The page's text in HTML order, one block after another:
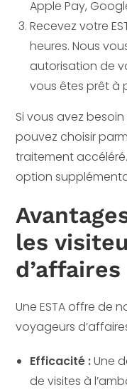
Apple Pay,
Recevez votre
heures. Nous
autorisation de
vous êtes prêt à
Si vous avez
pouvez choisir
traitement
option
les
d’affaires
Une ESTA offre de
voyageurs
Efficacité :Une
de visites à